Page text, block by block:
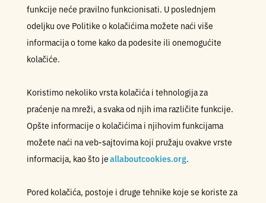
funkcije neće pravilno funkcionisati. U poslednjem
odeljku ove Politike o kolačićima možete naći više
informacija o tome kako da podesite ili onemogućite
kolačiće.
Koristimo nekoliko vrsta kolačića i tehnologija za
praćenje na mreži, a svaka od njih ima različite funkcije.
Opšte informacije o kolačićima i njihovim funkcijama
možete naći na veb-sajtovima koji pružaju ovakve vrste
informacija, kao što jeallaboutcookies.org.
Pored kolačića, postoje i druge tehnike koje se koriste za